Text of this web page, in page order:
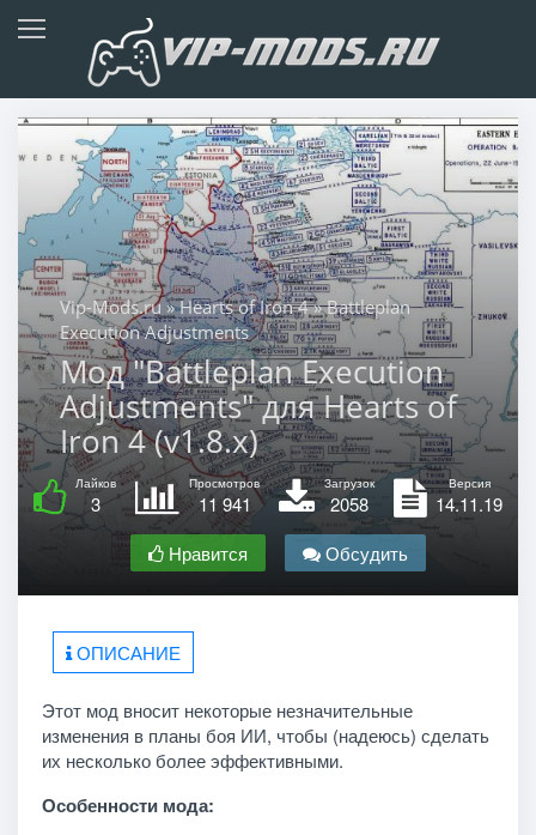
Vip-Mods.ru»Hearts of Iron 4» Battleplan
Execution Adjustments
Мод "Battleplan Execution
Adjustments" для Hearts of
Iron 4 (v1.8.x)
Лайков
3
Просмотров
11 941
Загрузок
2058
Версия
14.11.19
Нравится
Обсудить
ОПИСАНИЕ
Этот мод вносит некоторые незначительные
изменения в планы боя ИИ, чтобы (надеюсь) сделать
их несколько более эффективными.
Особенности мода: